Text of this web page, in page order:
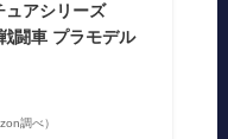
ュアシリーズ
闘車 プラモデル
調べ）